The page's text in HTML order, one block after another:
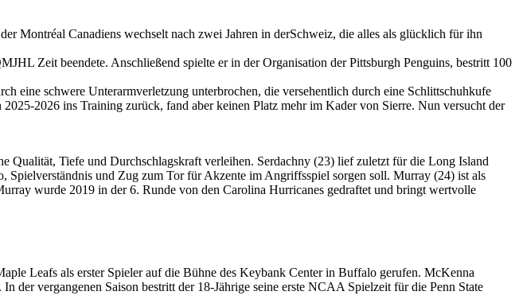
Montréal Canadiens wechselt nach zwei Jahren in derSchweiz, die alles als glücklich für ihn
Zeit beendete. Anschließend spielte er in der Organisation der Pittsburgh Penguins, bestritt 100
eine schwere Unterarmverletzung unterbrochen, die versehentlich durch eine Schlittschuhkufe
2026 ins Training zurück, fand aber keinen Platz mehr im Kader von Sierre. Nun versucht der
Qualität, Tiefe und Durchschlagskraft verleihen. Serdachny (23) lief zuletzt für die Long Island
und Zug zum Tor für Akzente im Angriffsspiel sorgen soll. Murray (24) ist als
wurde 2019 in der 6. Runde von den Carolina Hurricanes gedraftet und bringt wertvolle
Leafs als erster Spieler auf die Bühne des Keybank Center in Buffalo gerufen. McKenna
vergangenen Saison bestritt der 18-Jährige seine erste NCAA Spielzeit für die Penn State